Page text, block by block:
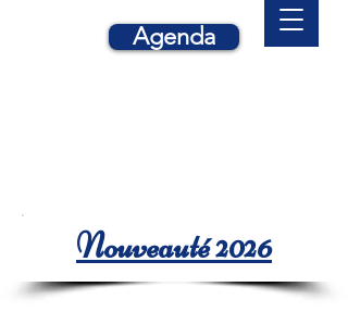
Agenda
Nouveauté 2026